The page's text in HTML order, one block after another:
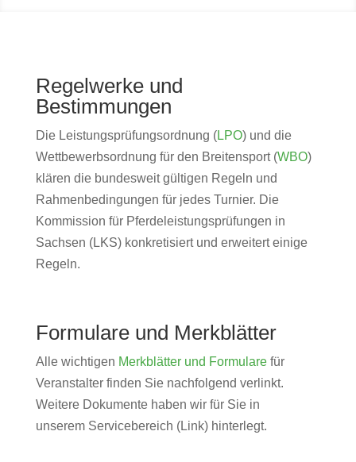
Regelwerke und
Bestimmungen
Die Leistungsprüfungsordnung (LPO) und die
Wettbewerbsordnung für den Breitensport (WBO)
klären die bundesweit gültigen Regeln und
Rahmenbedingungen für jedes Turnier. Die
Kommission für Pferdeleistungsprüfungen in
Sachsen (LKS) konkretisiert und erweitert einige
Regeln.
Formulare und Merkblätter
Alle wichtigen Merkblätter und Formularefür
Veranstalter finden Sie nachfolgend verlinkt.
Weitere Dokumente haben wir für Sie in
unserem Servicebereich (Link) hinterlegt.